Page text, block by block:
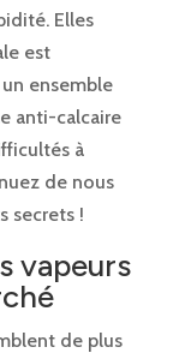
Elles
est
ensemble
anti-calcaire
à
de nous
secrets !
vapeurs
de plus